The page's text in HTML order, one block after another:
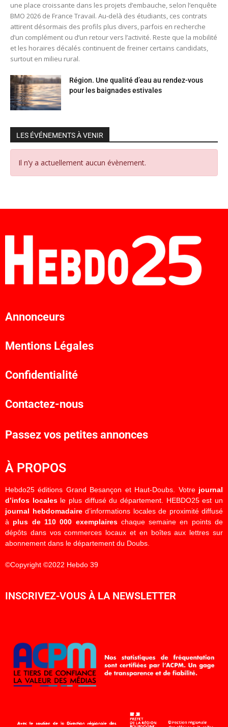
une place croissante dans les projets d’embauche, selon l’enquête
BMO 2026 de France Travail. Au-delà des étudiants, ces contrats
attirent désormais des profils plus divers, parfois en recherche
d’un complément ou d’un retour vers l’activité. Reste que la mobilité
et les horaires décalés continuent de freiner certains candidats,
surtout en milieu rural.
Région. Une qualité d’eau au rendez-vous
pour les baignades estivales
LES ÉVÉNEMENTS À VENIR
Il n’y a actuellement aucun évènement.
Annonceurs
Mentions Légales
Confidentialité
Contactez-nous
Passez vos petites annonces
À PROPOS
Hebdo25 éditions Grand Besançon et Haut-Doubs. Votre journal
d’infos localesle plus diffusé du département. HEBDO25 est un
journal hebdomadaired’informations locales de proximité diffusé
à plus de 110 000 exemplaireschaque semaine en points de
dépôts dans vos commerces locaux et en boîtes aux lettres sur
abonnement dans le département du Doubs.
©Copyright ©2022 Hebdo 39
INSCRIVEZ-VOUS À LA NEWSLETTER